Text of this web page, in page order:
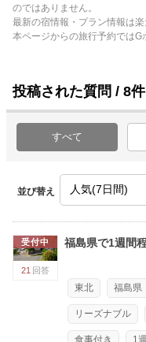
のではありません。
最新の宿情報・プラン情報は
本ページからの旅行予約ではG
投稿された質問 / 8件
すべて
並び替え
受付中
21 回答
福島県で1週間
東北 福島県
リーズナブル
食事付き 1